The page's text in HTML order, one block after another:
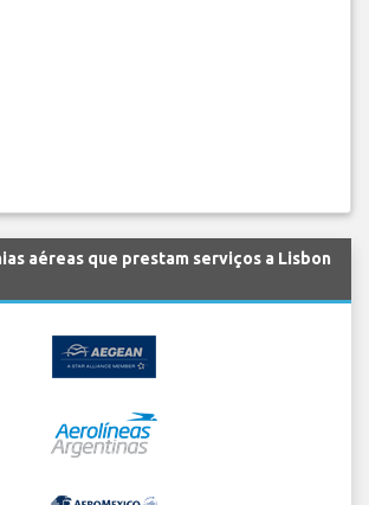
aéreas que prestam serviços a Lisbon